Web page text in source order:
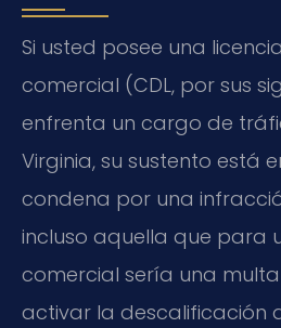
Si usted posee una
comercial (CDL, por sus
enfrenta un cargo de
Virginia, su sustento está
condena por una
incluso aquella que para
comercial sería una
activar la descalificación